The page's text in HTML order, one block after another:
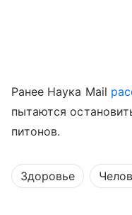
Ранее Наука Mail
пытаются
питонов.
Здоровье